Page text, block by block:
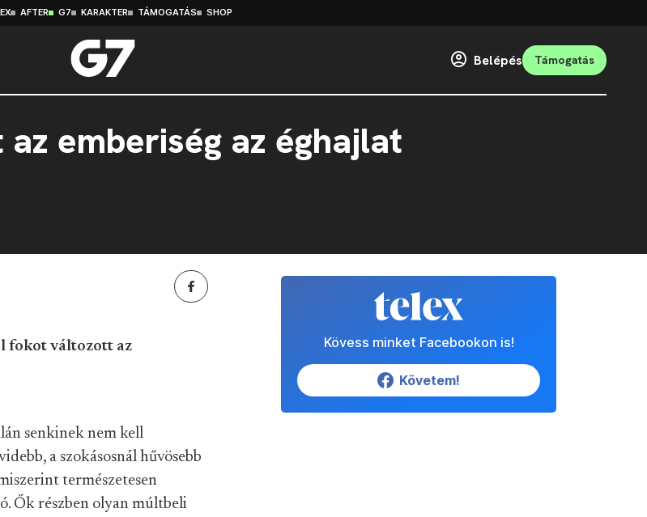
AFTER G7 KARAKTER TÁMOGATÁS SHOP
Belépés Támogatás
emberiség az éghajlat
fokot változott az
senkinek nem kell
a szokásosnál hűvösebb
természetesen
Ők részben olyan múltbeli
Kövess minket Facebookon is!
Követem!